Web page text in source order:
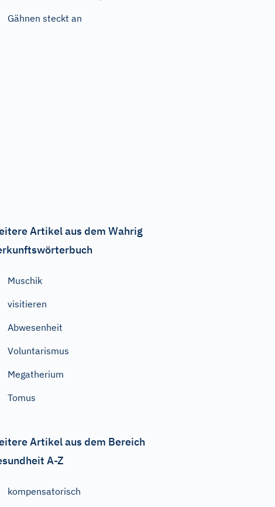
Gähnen steckt an
Artikel aus dem Wahrig
Muschik
visitieren
Abwesenheit
Voluntarismus
Megatherium
Tomus
Artikel aus dem Bereich
A-Z
kompensatorisch